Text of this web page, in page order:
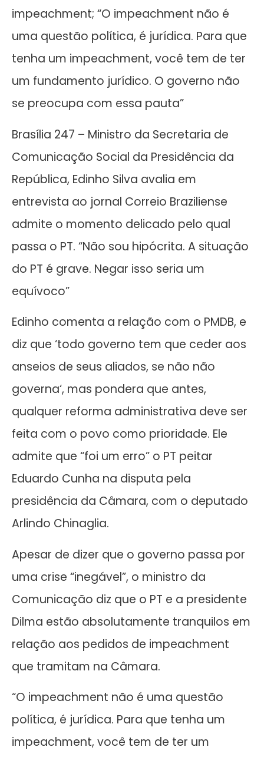
impeachment; “O impeachment não é
uma questão política, é jurídica. Para que
tenha um impeachment, você tem de ter
um fundamento jurídico. O governo não
se preocupa com essa pauta”
Brasília 247 – Ministro da Secretaria de
Comunicação Social da Presidência da
República, Edinho Silva avalia em
entrevista ao jornal Correio Braziliense
admite o momento delicado pelo qual
passa o PT. “Não sou hipócrita. A situação
do PT é grave. Negar isso seria um
equívoco”
Edinho comenta a relação com o PMDB, e
diz que ‘todo governo tem que ceder aos
anseios de seus aliados, se não não
governa‘, mas pondera que antes,
qualquer reforma administrativa deve ser
feita com o povo como prioridade. Ele
admite que “foi um erro” o PT peitar
Eduardo Cunha na disputa pela
presidência da Câmara, com o deputado
Arlindo Chinaglia.
Apesar de dizer que o governo passa por
uma crise “inegável”, o ministro da
Comunicação diz que o PT e a presidente
Dilma estão absolutamente tranquilos em
relação aos pedidos de impeachment
que tramitam na Câmara.
“O impeachment não é uma questão
política, é jurídica. Para que tenha um
impeachment, você tem de ter um